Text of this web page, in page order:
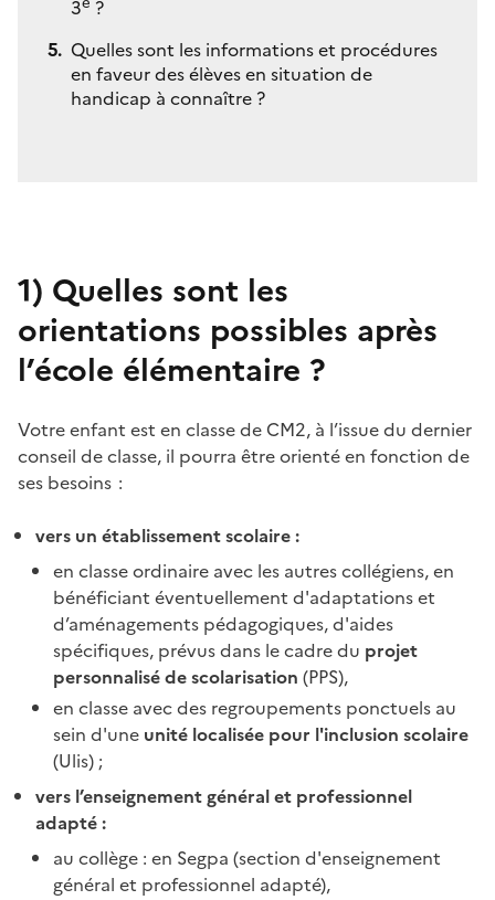
3 ?
Quelles sont les informations et procédures
en faveur des élèves en situation de
handicap à connaître ?
1) Quelles sont les
orientations possibles après
l’école élémentaire ?
Votre enfant est en classe de CM2, à l’issue du dernier
conseil de classe, il pourra être orienté en fonction de
ses besoins :
vers un établissement scolaire :
en classe ordinaire avec les autres collégiens, en
bénéficiant éventuellement d'adaptations et
d’aménagements pédagogiques, d'aides
spécifiques, prévus dans le cadre du projet
personnalisé de scolarisation (PPS),
en classe avec des regroupements ponctuels au
sein d'une unité localisée pour l'inclusion scolaire
(Ulis) ;
vers l’enseignement général et professionnel
adapté :
au collège : en Segpa (section d'enseignement
général et professionnel adapté),